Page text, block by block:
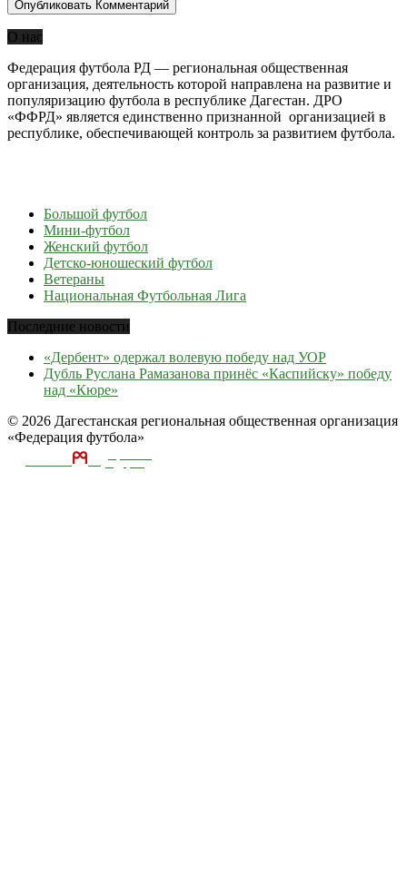
О нас
Федерация футбола РД — региональная общественная
организация, деятельность которой направлена на развитие и
популяризацию футбола в республике Дагестан. ДРО
«ФФРД» является единственно признанной организацией в
республике, обеспечивающей контроль за развитием футбола.
Большой футбол
Мини-футбол
Женский футбол
Детско-юношеский футбол
Ветераны
Национальная Футбольная Лига
Последние новости
«Дербент» одержал волевую победу над УОР
Дубль Руслана Рамазанова принёс «Каспийску» победу
над «Кюре»
© 2026 Дагестанская региональная общественная организация
«Федерация футбола»